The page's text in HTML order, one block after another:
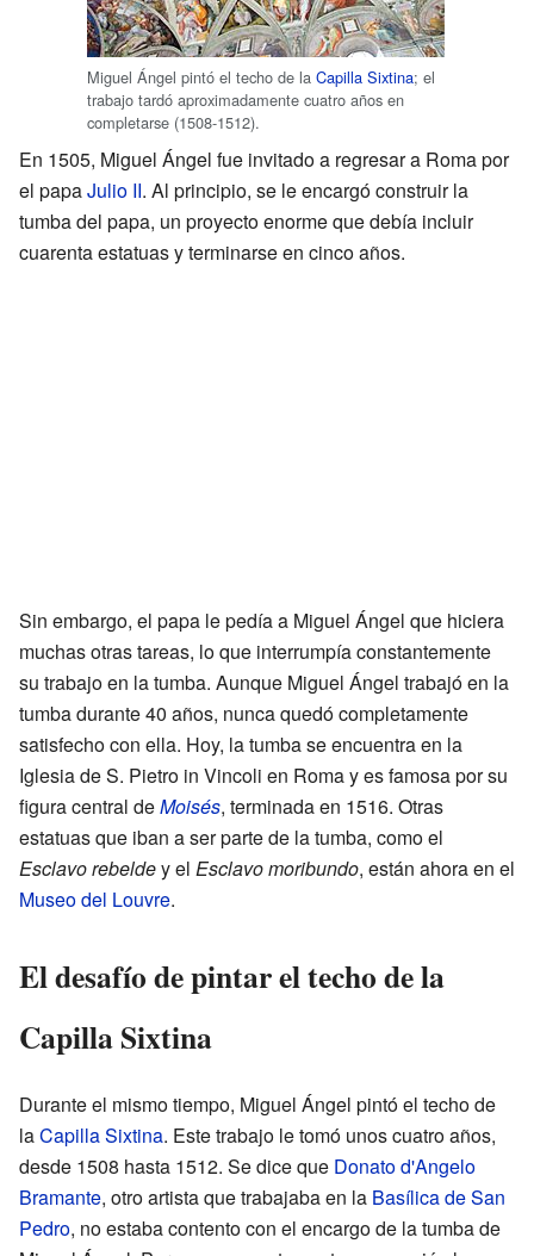
Miguel Ángel pintó el techo de la Capilla Sixtina; el
trabajo tardó aproximadamente cuatro años en
completarse (1508-1512).
En 1505, Miguel Ángel fue invitado a regresar a Roma por
el papaJulio II. Al principio, se le encargó construir la
tumba del papa, un proyecto enorme que debía incluir
cuarenta estatuas y terminarse en cinco años.
Sin embargo, el papa le pedía a Miguel Ángel que hiciera
muchas otras tareas, lo que interrumpía constantemente
su trabajo en la tumba. Aunque Miguel Ángel trabajó en la
tumba durante 40 años, nunca quedó completamente
satisfecho con ella. Hoy, la tumba se encuentra en la
Iglesia de S. Pietro in Vincoli en Roma y es famosa por su
figura central deMoisés, terminada en 1516. Otras
estatuas que iban a ser parte de la tumba, como el
Esclavo rebeldey el Esclavo moribundo, están ahora en el
Museo del Louvre.
El desafío de pintar el techo de la
Capilla Sixtina
Durante el mismo tiempo, Miguel Ángel pintó el techo de
laCapilla Sixtina. Este trabajo le tomó unos cuatro años,
desde 1508 hasta 1512. Se dice que Donato d'Angelo
Bramante, otro artista que trabajaba en la Basílica de San
Pedro, no estaba contento con el encargo de la tumba de